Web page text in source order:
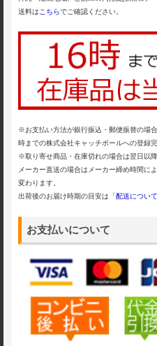
送料は こちらでご確認ください。
※お支払い方法が銀行振込・郵便振替の場
時までの株式会社キャッチボールへの登録完
※取り寄せ商品・在庫切れの場合は翌日以降
メーカー直送の場合はメーカー締め時間に
変わります。
出荷後のお届け時期の目安は「配送について
お支払いについて